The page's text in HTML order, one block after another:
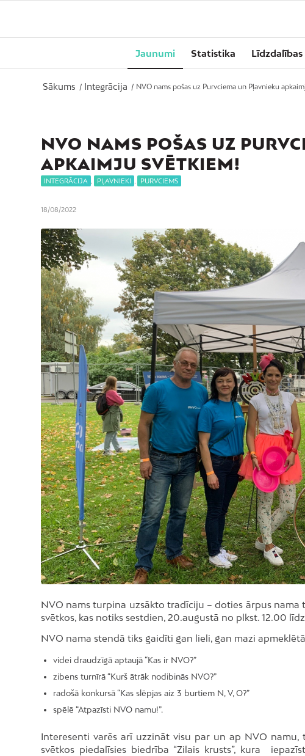
Jaunumi Statistika
Sākums / Integrācija / NVO nams pošas uz Purvciema un Pļavnieku
NVO NAMS POŠAS UZ
APKAIMJU SVĒTKIEM!
INTEGRĀCIJA PĻAVNIEKI PURVCIEMS
18/08/2022
NVO nams turpina uzsākto tradīciju – doties ārpus
svētkos, kas notiks sestdien, 20.augustā no plkst. 12.00
NVO nama stendā tiks gaidīti gan lieli, gan mazi
videi draudzīgā aptaujā “Kas ir NVO?”
zibens turnīrā “Kurš ātrāk nodibinās NVO?”
radošā konkursā “Kas slēpjas aiz 3 burtiem N, V, O?”
spēlē “Atpazīsti NVO namu!”.
Interesenti varēs arī uzzināt visu par un ap NVO
svētkos piedalīsies biedrība “Zilais krusts”, kura